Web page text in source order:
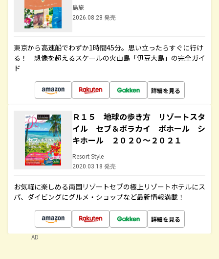
島旅
2026.08.28 発売
東京から高速船でわずか1時間45分。思い立ったらすぐに行け
る！ 想像を超えるスケールの火山島「伊豆大島」の完全ガイ
ド
詳細を見る
Ｒ１５ 地球の歩き方 リゾートスタ
イル セブ＆ボラカイ ボホール シ
キホール ２０２０～２０２１
Resort Style
2020.03.18 発売
お気軽に楽しめる南国リゾートセブの極上リゾートホテルにス
パ、ダイビングにグルメ・ショップなど最新情報満載！
詳細を見る
AD